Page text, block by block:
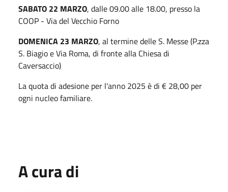
SABATO 22 MARZO, dalle 09.00 alle 18.00, presso la
COOP - Via del Vecchio Forno
DOMENICA 23 MARZO, al termine delle S. Messe (P.zza
S. Biagio e Via Roma, di fronte alla Chiesa di
Caversaccio)
La quota di adesione per l'anno 2025 è di € 28,00 per
ogni nucleo familiare.
A cura di